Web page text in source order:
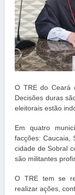
O TRE do Ceará
Decisões duras
eleitorais estão
Em quatro
facções: Caucaia,
cidade de Sobral
são militantes
O TRE tem se
realizar ações,